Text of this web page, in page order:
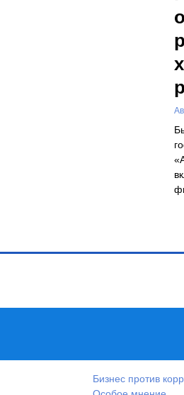
Бизнес против